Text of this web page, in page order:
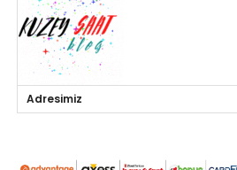
Adresimiz